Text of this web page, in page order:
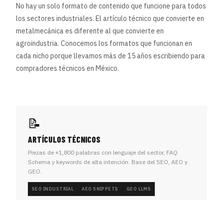
No hay un solo formato de contenido que funcione para todos
los sectores industriales. El artículo técnico que convierte en
metalmecánica es diferente al que convierte en
agroindustria. Conocemos los formatos que funcionan en
cada nicho porque llevamos más de 15 años escribiendo para
compradores técnicos en México.
📝
ARTÍCULOS TÉCNICOS
Piezas de +1,800 palabras con lenguaje del sector, FAQ
Schema y keywords de alta intención. Base del SEO, AEO y
GEO.
SEO INDUSTRIAL AEO SNIPPETS GEO LLMS